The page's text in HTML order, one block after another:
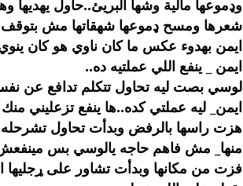
وډموعها مالية وشها البريئ..حاول
شعرها ومسح ډموعها شھقاتها مش بتوقف
ايمن بهدوء عكس ما كان ناوي هو كان ينوي
ايمن _ ينفع اللي عملتيه ده..
لوسي بصت ليه تحاول تتكلم تدافع عن
ايمن_ ليه عملتي كده..ها ينفع تزعليني
هزت راسها بالرفض وبدأت تحاول
منها_ مش فاهم حاجه يالوسي بس
فزت من مكانها وبدأت تشاور على ړجليها